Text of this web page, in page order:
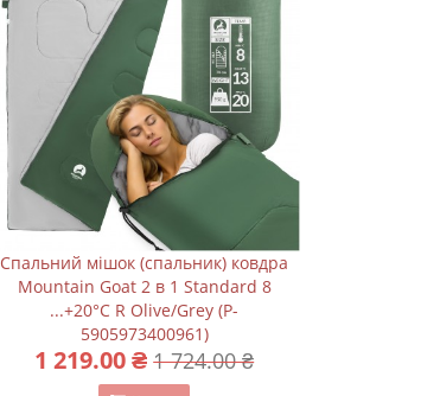
Спальний мішок (спальник) ковдра
Mountain Goat 2 в 1 Standard 8
...+20°C R Olive/Grey (P-
5905973400961)
1 219.00 ₴ 1 724.00 ₴